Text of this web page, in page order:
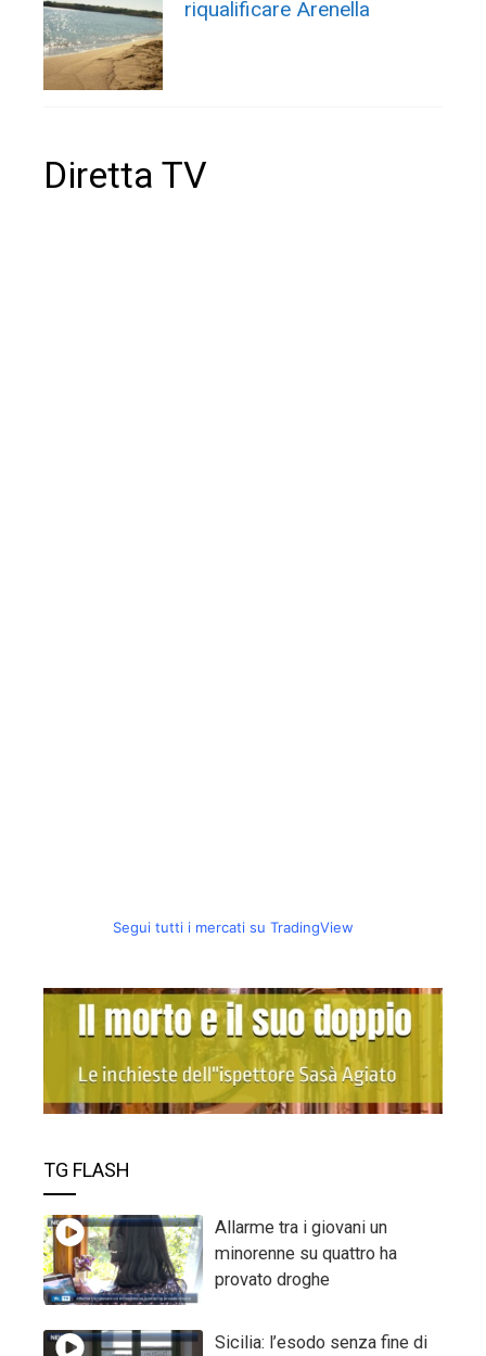
riqualificare Arenella
Diretta TV
Segui tutti i mercati su TradingView
TG FLASH
Allarme tra i giovani un
minorenne su quattro ha
provato droghe
Sicilia: l’esodo senza fine di